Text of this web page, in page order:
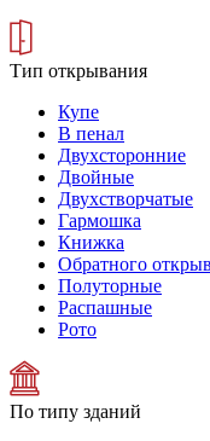
Тип открывания
Купе
В пенал
Двухсторонние
Двойные
Двухстворчатые
Гармошка
Книжка
Обратного
Полуторные
Распашные
Рото
По типу зданий